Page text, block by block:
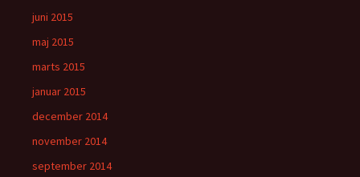
juni 2015
maj 2015
marts 2015
januar 2015
december 2014
november 2014
september 2014